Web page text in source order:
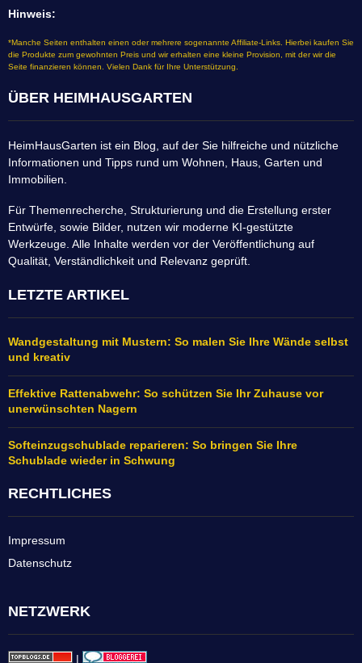
Hinweis:
*Manche Seiten enthalten einen oder mehrere sogenannte Affiliate-Links. Hierbei kaufen Sie
die Produkte zum gewohnten Preis und wir erhalten eine kleine Provision, mit der wir die
Seite finanzieren können. Vielen Dank für Ihre Unterstützung.
ÜBER HEIMHAUSGARTEN
HeimHausGarten ist ein Blog, auf der Sie hilfreiche und nützliche
Informationen und Tipps rund um Wohnen, Haus, Garten und
Immobilien.
Für Themenrecherche, Strukturierung und die Erstellung erster
Entwürfe, sowie Bilder, nutzen wir moderne KI-gestützte
Werkzeuge. Alle Inhalte werden vor der Veröffentlichung auf
Qualität, Verständlichkeit und Relevanz geprüft.
LETZTE ARTIKEL
Wandgestaltung mit Mustern: So malen Sie Ihre Wände selbst
und kreativ
Effektive Rattenabwehr: So schützen Sie Ihr Zuhause vor
unerwünschten Nagern
Softeinzugschublade reparieren: So bringen Sie Ihre
Schublade wieder in Schwung
RECHTLICHES
Impressum
Datenschutz
NETZWERK
|